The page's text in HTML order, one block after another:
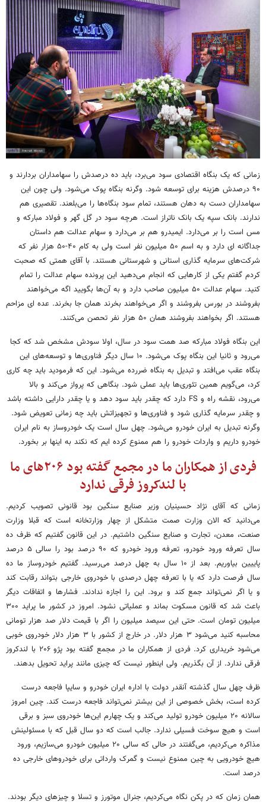
زمانی که یک بنگاه اقتصادی سود می‌برد، باید ده درصدش را سهامداران بردارند و
۹۰ درصدش هزینه برای توسعه شود. وگرنه بنگاه پوک می‌شود. ولی چون این
سهامداران دست به دهان هستند، تمام سود بنگاه‌ها را می‌بلعند. تقصیری هم
ندارند. بانک سپه یک بانک ناتراز است. هرچه سود در گل گهر و فولاد مبارکه و
مس است را بر می‌دارد. ایمیدرو هم بر می‌دارد و سهام عدالت هم داستان
جداگانه ای دارد و به اسم ۵۰ میلیون نفر است ولی به کام ۴۰-۵۰ هزار نفر که
شرکت‌های سرمایه گذاری استانی و شهرستانی هستند. با آقای همتی که صحبت
کردم گفتم یکی از کارهایی که انجام می‌دهید این پرونده سهام عدالت را تمام
کنید. سهام عدالت ۵۰ میلیون صاحب دارد و به آن‌ها بگویید اگه می‌خواهند
بفروشند در بورس بفروشند و اگر می‌خواهند بخرند همان جا بخرند. عده ای مزاحم
هستند. اگر بخواهند بفروشند همان ۵۰ هزار نفر تحصن می‌کنند.
این بنگاه فولاد مبارکه صد همت سود در سال، اولا سودش مشخص شد که کجا
می‌رود و ثانیا این بنگاه پوک می‌شود. ۱۰ سال دیگر فناوری‌ها و توسعه‌های این
بنگاه عقب می‌افتد و تبدیل به بنگاه ضررده می‌شود. این که فرمودید باید چه کاری
کرد، می‌گویم همین تئوری‌ها باید عملی شود. بنگاهی که پرواز می‌کند و بالا
می‌رود، نقشه راه و FS دارد که چقدر باید سود دهد و یا چقدر دارایی داشته باشد
و چقدر سرمایه گذاری شود و فناوری‌ها و تجهیزاتش باید چه زمانی تعویض شود.
وگرنه تبدیل به ایران خودرو می‌شود. چهل سال است یک خودروساز به نام ایران
خودرو داریم و واردات خودرو را هم ممنوع کرده ایم که نکند به اینها بر بخورد.
فردی از همکاران ما در مجمع گفته بود ۲۰۶‌های ما
با لندکروز فرقی ندارد
زمانی که آقای نژاد حسینیان وزیر صنایع سنگین بود قانونی تصویب کردیم.
می‌دانید که الان وزارت صمت متشکل از چهار وزارتخانه است که قبلا وزارت
صنعت، معدن، تجارت و صنایع سنگین داشتیم. در این قانون گفتیم که ظرف ده
سال تعرفه ورود خودرو، تعرفه ورود خودرو که ۹۰ درصد بود را سالی ۵ درصد
پاییین بیاوریم. بعد از ۱۰ سال به چهل درصد می‌رسید. گفتیم خودروساز ما ده
سال فرصت دارد که یا با تعرفه چهل درصدی با خودروی خارجی بتواند رقابت کند
و یا اگر نمی‌تواند جمع کند و برود. این را اجازه ندادند. فشارها و اتفاقات دیگر
باعث شد که قانون مسکوت بماند و عملیاتی نشود. امروز در کشور ما پراید ۳۰۰
میلیون تومان است. حتی این سیصد میلیون را اگر با قیمت دلار صد هزار تومانی
محاسبه کنید می‌شود ۳ هزار دلار. در خارج از کشور با ۳ هزار دلار خودروی خوبی
می‌شود خریداری کرد. فردی از همکاران ما در مجمع گفته بود پژو ۲۰۶‌ با لندکروز
فرقی ندارد. از آن بگذریم. ولی اینطور نیست که چیزی مانند پراید تحویل بدهند.
ظرف چهل سال گذشته آنقدر دولت با اداره ایران خودرو و سایپا فاجعه درست
کرده است، بخش خصوصی از این بیشتر نمی‌تواند فاجعه درست کند. چین امروز
سالانه ۲۰ میلیون خودرو تولید می‌کند و یک چهارم این‌ها خودروی سبز و برقی
است و هیچ سوخت فسیلی ندارد. جالب است که دو سال قبل که با مسئولینش
مذاکره می‌کردیم، می‌گفتند در حالی که سالی ۲۰ میلیون خودرو می‌سازیم، ورود
هیچ خودرویی به چین ممنوع نیست و گمرک وارداتی برای خودروهای خارجی ده
درصد است.
همان زمان که در پکن نگاه می‌کردیم، جنرال موتورز و تسلا و چیزهای دیگر بودند.